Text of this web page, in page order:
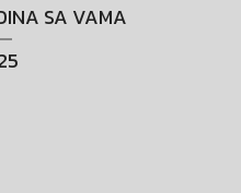
SA VAMA